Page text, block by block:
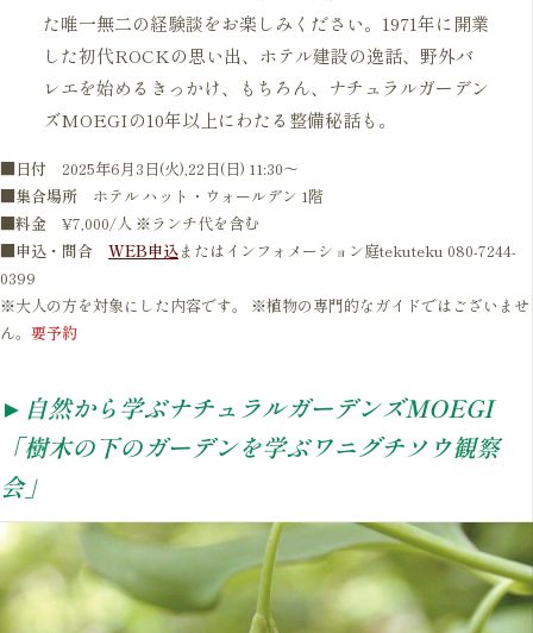
た唯一無二の経験談をお楽しみください。1971年に開業
した初代ROCKの思い出、ホテル建設の逸話、野外バ
レエを始めるきっかけ、もちろん、ナチュラルガーデン
ズMOEGIの10年以上にわたる整備秘話も。
■日付 2025年6月3日(火),22日(日) 11:30～
■集合場所 ホテル ハット・ウォールデン 1階
■料金 ¥7,000/人 ※ランチ代を含む
■申込・問合
WEB申込またはインフォメーション庭tekuteku 080-7244-
0399
※大人の方を対象にした内容です。 ※植物の専門的なガイドではございませ
ん。 要予約
►自然から学ぶナチュラルガーデンズMOEGI
「樹木の下のガーデンを学ぶワニグチソウ観察
会」